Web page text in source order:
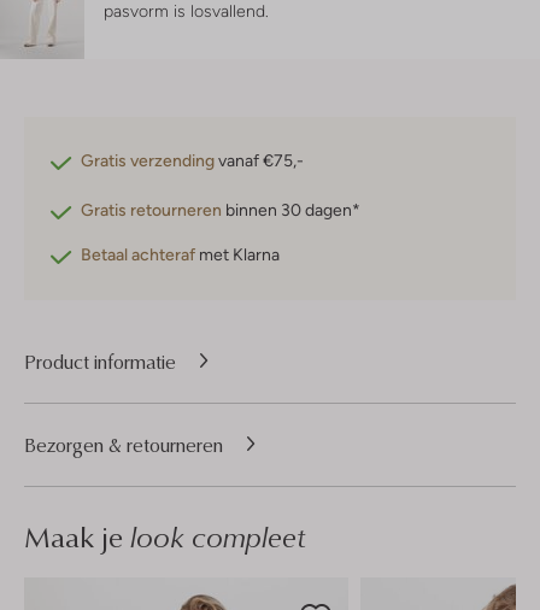
pasvorm is losvallend
Gratis verzendingvanaf €75,-
Gratis retourneren binnen 30 dagen*
Betaal achteraf met Klarna
Product informatie
Bezorgen & retourneren
Maak je look compleet